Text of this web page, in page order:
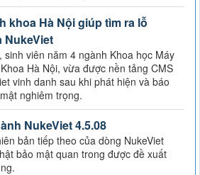
khoa Hà Nội giúp tìm ra lỗ
NukeViet
sinh viên năm 4 ngành Khoa học Máy
Hà Nội, vừa được nền tảng CMS
vinh danh sau khi phát hiện và báo
nghiêm trọng.
NukeViet 4.5.08
bản tiếp theo của dòng NukeViet
bảo mật quan trong được đề xuất